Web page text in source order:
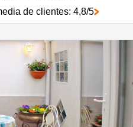
de clientes: 4,8/5